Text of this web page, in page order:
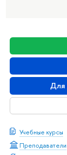
Для
Учебные курсы
Преподаватели